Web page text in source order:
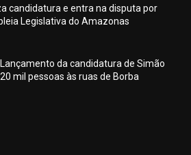
candidatura e entra na disputa por
Legislativa do Amazonas
Lançamento da candidatura de Simão
mil pessoas às ruas de Borba